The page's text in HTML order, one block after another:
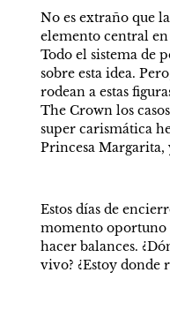
No es extraño que
elemento central en
Todo el sistema de
sobre esta idea.
rodean a estas
The Crown los
super carismática
Princesa Margarita,
Estos días de
momento oportuno
hacer balances.
vivo? ¿Estoy donde